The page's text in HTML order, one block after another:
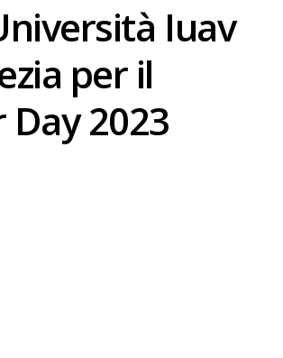
Iuav
per il
Day 2023